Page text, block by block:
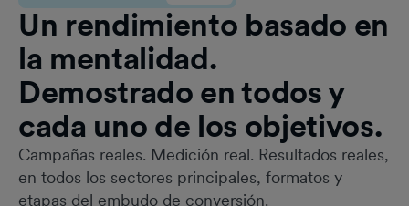
Un rendimiento basado en
la mentalidad.
Demostrado en todos y
cada uno de los objetivos.
Campañas reales. Medición real. Resultados reales,
en todos los sectores principales, formatos y
etapas del embudo de conversión.